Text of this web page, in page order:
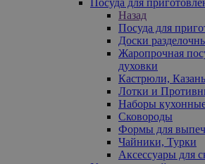
Назад
Посуда для
Доски
Жаропрочная
духовки
Кастрюли,
Лотки и
Наборы
Сковороды
Формы для
Чайники, Турки
Аксессуары для